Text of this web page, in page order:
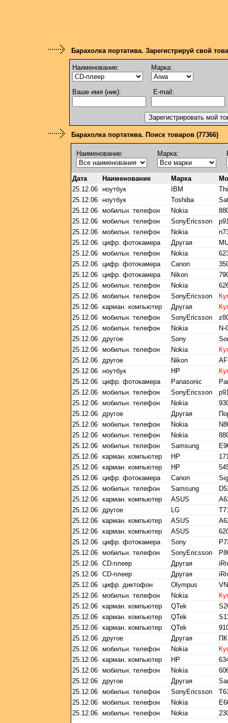
Барахолка портатива. Зарегистрируй свой
Наименование: Марка:
Ваше имя (ник): E-mail:
Барахолка портатива. Поиск товаров (77366)
Наименование: Марка:
Дата Наименование Марка
25.12.06 ноутбук IBM
25.12.06 ноутбук Toshiba
25.12.06 мобильн. телефон Nokia
25.12.06 мобильн. телефон SonyEricsson
25.12.06 мобильн. телефон Nokia
25.12.06 цифр. фотокамера Другая
25.12.06 мобильн. телефон Nokia
25.12.06 цифр. фотокамера Canon
25.12.06 цифр. фотокамера Nikon
25.12.06 мобильн. телефон Nokia
25.12.06 мобильн. телефон SonyEricsson
25.12.06 карман. компьютер Другая
25.12.06 мобильн. телефон SonyEricsson
25.12.06 мобильн. телефон Nokia
N-
25.12.06 другое Sony
25.12.06 мобильн. телефон Nokia
25.12.06 другое Nikon
25.12.06 ноутбук HP
25.12.06 цифр. фотокамера Panasonic
25.12.06 мобильн. телефон SonyEricsson
25.12.06 мобильн. телефон Nokia
25.12.06 другое Другая
25.12.06 мобильн. телефон Nokia
25.12.06 мобильн. телефон Nokia
25.12.06 мобильн. телефон Samsung
25.12.06 карман. компьютер HP
25.12.06 карман. компьютер HP
25.12.06 цифр. фотокамера Canon
25.12.06 мобильн. телефон Samsung
25.12.06 карман. компьютер ASUS
25.12.06 другое LG
25.12.06 карман. компьютер ASUS
25.12.06 карман. компьютер ASUS
25.12.06 цифр. фотокамера Sony
25.12.06 мобильн. телефон SonyEricsson
25.12.06 CD-плеер Другая
25.12.06 CD-плеер Другая
25.12.06 цифр. диктофон Olympus
25.12.06 мобильн. телефон Nokia
25.12.06 карман. компьютер QTek
25.12.06 карман. компьютер QTek
25.12.06 карман. компьютер QTek
25.12.06 другое Другая
25.12.06 мобильн. телефон Nokia
25.12.06 карман. компьютер HP
25.12.06 мобильн. телефон Nokia
25.12.06 другое Другая
25.12.06 мобильн. телефон SonyEricsson
25.12.06 мобильн. телефон Nokia
25.12.06 мобильн. телефон Nokia